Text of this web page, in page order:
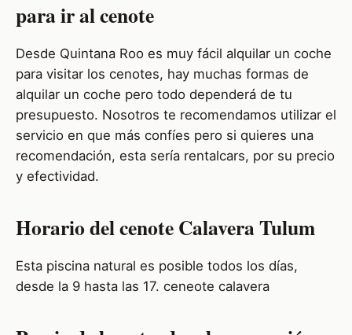
para ir al cenote
Desde Quintana Roo es muy fácil alquilar un coche
para visitar los cenotes, hay muchas formas de
alquilar un coche pero todo dependerá de tu
presupuesto. Nosotros te recomendamos utilizar el
servicio en que más confíes pero si quieres una
recomendación, esta sería rentalcars, por su precio
y efectividad.
Horario del cenote Calavera Tulum
Esta piscina natural es posible todos los días,
desde la 9 hasta las 17. ceneote calavera